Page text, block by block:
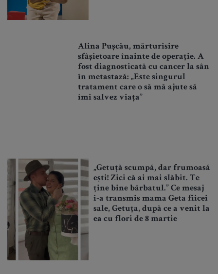
Alina Pușcău, mărturisire
sfâșietoare înainte de operație. A
fost diagnosticată cu cancer la sân
în metastază: „Este singurul
tratament care o să mă ajute să
îmi salvez viața”
„Getuță scumpă, dar frumoasă
ești! Zici că ai mai slăbit. Te
ține bine bărbatul.” Ce mesaj
i-a transmis mama Geta fiicei
sale, Getuța, după ce a venit la
ea cu flori de 8 martie